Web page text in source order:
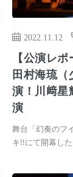
2022.11.12
【公演レ
田村海琉（
演！川﨑星
演
舞台「幻奏のフ
キ!!にて開幕し